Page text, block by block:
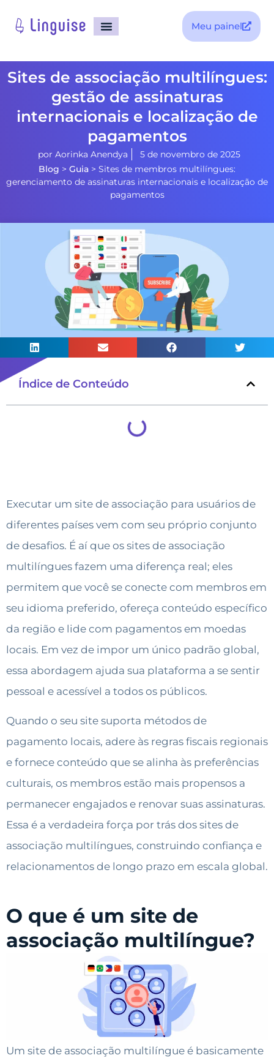
Meu painel
Sites de associação multilíngues:
gestão de assinaturas
internacionais e localização de
pagamentos
por Aorinka Anendya
5 de novembro de 2025
Blog > Guia > Sites de membros multilíngues:
gerenciamento de assinaturas internacionais e localização de
pagamentos
Índice de Conteúdo
Executar um site de associação para usuários de
diferentes países vem com seu próprio conjunto
de desafios. É aí que os sites de associação
multilíngues fazem uma diferença real; eles
permitem que você se conecte com membros em
seu idioma preferido, ofereça conteúdo específico
da região e lide com pagamentos em moedas
locais. Em vez de impor um único padrão global,
essa abordagem ajuda sua plataforma a se sentir
pessoal e acessível a todos os públicos.
Quando o seu site suporta métodos de
pagamento locais, adere às regras fiscais regionais
e fornece conteúdo que se alinha às preferências
culturais, os membros estão mais propensos a
permanecer engajados e renovar suas assinaturas.
Essa é a verdadeira força por trás dos sites de
associação multilíngues, construindo confiança e
relacionamentos de longo prazo em escala global.
O que é um site de
associação multilíngue?
Um site de associação multilíngue é basicamente